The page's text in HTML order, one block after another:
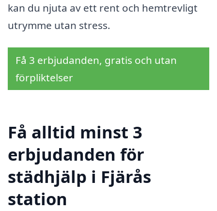
kan du njuta av ett rent och hemtrevligt
utrymme utan stress.
Få 3 erbjudanden, gratis och utan
förpliktelser
Få alltid minst 3
erbjudanden för
städhjälp i Fjärås
station